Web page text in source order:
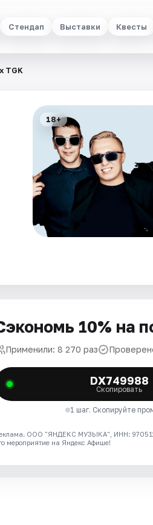
Стендап Выставки Квесты
TGK
18+
10% на
Применили: 8 270 раз
DX749988
Скопировать
1 шаг. Скопируйте
ООО "ЯНДЕКС МУЗЫКА", ИНН:
мероприятие на Яндекс Афише!